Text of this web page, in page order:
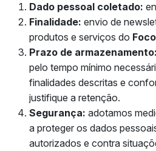
Dado pessoal coletado:
Finalidade: envio de
produtos e serviços do
Prazo de armazenamento:
pelo tempo mínimo
finalidades descritas e
justifique a retenção.
Segurança: adotamos
a proteger os dados
autorizados e contra